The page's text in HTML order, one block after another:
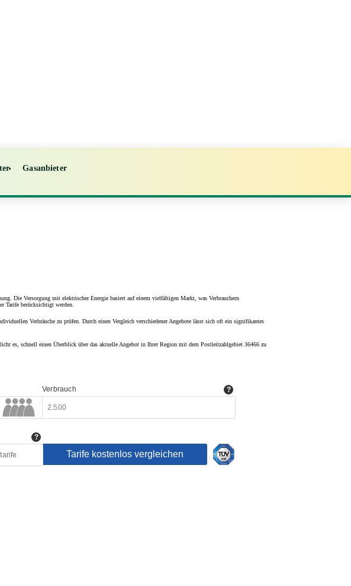
Gasanbieter
Die Versorgung mit elektrischer Energie basiert auf einem vielfältigen Markt, was Verbrauchern
Tarife berücksichtigt werden.
Verbräuche zu prüfen. Durch einen Vergleich verschiedener Angebote lässt sich oft ein signifikantes
es, schnell einen Überblick über das aktuelle Angebot in Ihrer Region mit dem Postleitzahlgebiet 36466 zu